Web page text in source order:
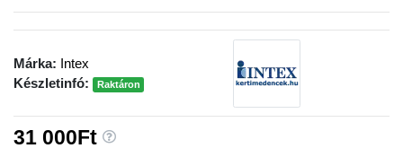
Márka: Intex
Készletinfó:
Raktáron
31 000Ft